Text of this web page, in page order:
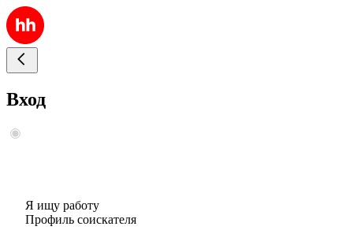
Вход
Я ищу работу
Профиль соискателя